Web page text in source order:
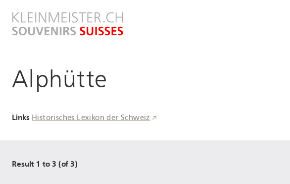
zum
Inhalt
Alphütte
Links Historisches Lexikon der Schweiz
Result 1 to 3 (of 3)